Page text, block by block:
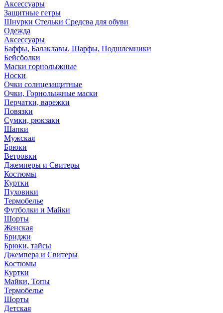
Аксессуары
Защитные гетры
Шнурки Стельки Средсва для обуви
Одежда
Аксессуары
Баффы, Балаклавы, Шарфы, Подшлемники
Бейсболки
Маски горнолыжные
Носки
Очки солнцезащитные
Очки, Горнолыжные маски
Перчатки, варежки
Повязки
Сумки, рюкзаки
Шапки
Мужская
Брюки
Ветровки
Джемперы и Свитеры
Костюмы
Куртки
Пуховики
Термобелье
Футболки и Майки
Шорты
Женская
Бриджи
Брюки, тайсы
Джемпера и Свитеры
Костюмы
Куртки
Майки, Топы
Термобелье
Шорты
Детская